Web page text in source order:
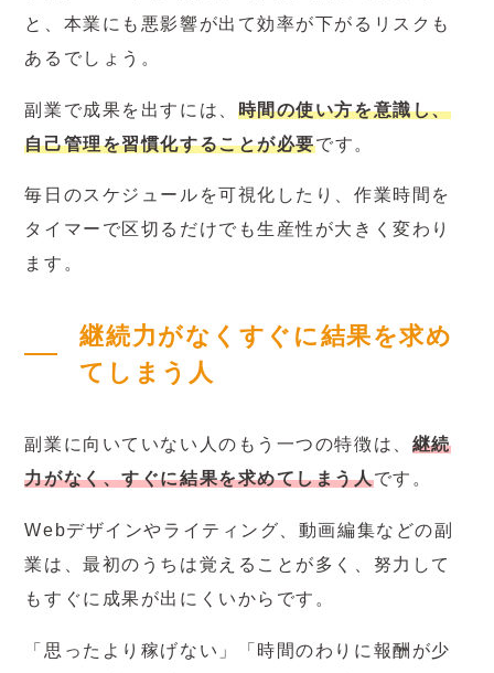
と、本業にも悪影響が出て効率が下がるリスクも
あるでしょう。
副業で成果を出すには、 時間の使い方を意識し、
自己管理を習慣化することが必要です。
毎日のスケジュールを可視化したり、作業時間を
タイマーで区切るだけでも生産性が大きく変わり
ます。
継続力がなくすぐに結果を求め
てしまう人
副業に向いていない人のもう一つの特徴は、 継続
力がなく、すぐに結果を求めてしまう人です。
Webデザインやライティング、動画編集などの副
業は、最初のうちは覚えることが多く、努力して
もすぐに成果が出にくいからです。
「思ったより稼げない」「時間のわりに報酬が少